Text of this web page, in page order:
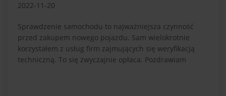
2022-11-20
Sprawdzenie samochodu to najważniejsza czynność
przed zakupem nowego pojazdu. Sam wielokrotnie
korzystałem z usług firm zajmujących się weryfikacją
techniczną. To się zwyczajnie opłaca. Pozdrawiam